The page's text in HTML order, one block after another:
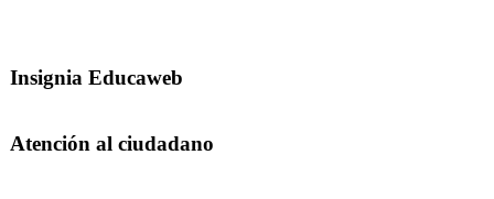
Insignia Educaweb
Atención al ciudadano